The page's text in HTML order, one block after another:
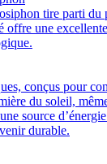
tire parti
offre une
conçus pour
du soleil,
source
durable.